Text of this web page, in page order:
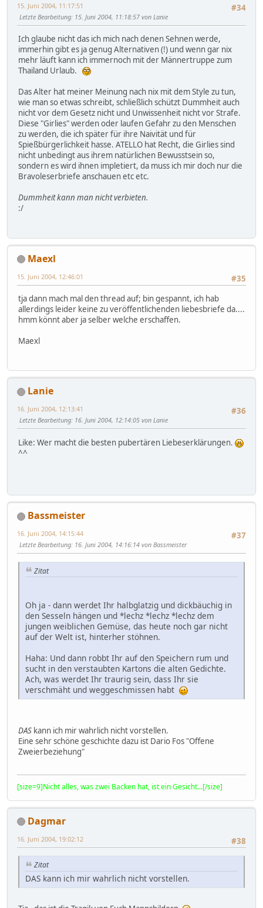
#34
15. Juni 2004, 11:17:51
Letzte Bearbeitung: 15. Juni 2004, 11:18:57 von Lanie
Ich glaube nicht das ich mich nach denen Sehnen werde,
immerhin gibt es ja genug Alternativen (!) und wenn gar nix
mehr läuft kann ich immernoch mit der Männertruppe zum
Thailand Urlaub.
Das Alter hat meiner Meinung nach nix mit dem Style zu tun,
wie man so etwas schreibt, schließlich schützt Dummheit auch
nicht vor dem Gesetz nicht und Unwissenheit nicht vor Strafe.
Diese "Girlies" werden oder laufen Gefahr zu den Menschen
zu werden, die ich später für ihre Naivität und für
Spießbürgerlichkeit hasse. ATELLO hat Recht, die Girlies sind
nicht unbedingt aus ihrem natürlichen Bewusstsein so,
sondern es wird ihnen impletiert, da muss ich mir doch nur die
Bravoleserbriefe anschauen etc etc.
Dummheit kann man nicht verbieten.
:/
Maexl
#35
15. Juni 2004, 12:46:01
tja dann mach mal den thread auf; bin gespannt, ich hab
allerdings leider keine zu veröffentlichenden liebesbriefe da....
hmm könnt aber ja selber welche erschaffen.
Maexl
Lanie
#36
16. Juni 2004, 12:13:41
Letzte Bearbeitung: 16. Juni 2004, 12:14:05 von Lanie
Like: Wer macht die besten pubertären Liebeserklärungen.
^^
Bassmeister
#37
16. Juni 2004, 14:15:44
Letzte Bearbeitung: 16. Juni 2004, 14:16:14 von Bassmeister
Zitat
Oh ja - dann werdet Ihr halbglatzig und dickbäuchig in
den Sesseln hängen und *lechz *lechz *lechz dem
jungen weiblichen Gemüse, das heute noch gar nicht
auf der Welt ist, hinterher stöhnen.
Haha: Und dann robbt Ihr auf den Speichern rum und
sucht in den verstaubten Kartons die alten Gedichte.
Ach, was werdet Ihr traurig sein, dass Ihr sie
verschmäht und weggeschmissen habt
DAS kann ich mir wahrlich nicht vorstellen.
Eine sehr schöne geschichte dazu ist Dario Fos "Offene
Zweierbeziehung"
[size=9]Nicht alles, was zwei Backen hat, ist ein Gesicht...[/size]
Dagmar
#38
16. Juni 2004, 19:02:12
Zitat
DAS kann ich mir wahrlich nicht vorstellen.